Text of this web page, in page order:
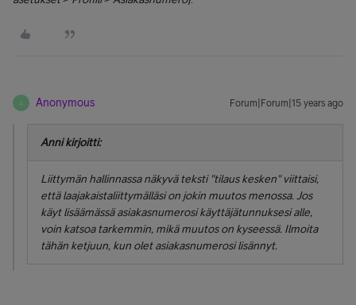
A Anonymous Forum|Forum|15 years ago
Anni kirjoitti:
Liittymän hallinnassa näkyvä teksti "tilaus kesken" viittaisi,
että laajakaistaliittymälläsi on jokin muutos menossa. Jos
käyt lisäämässä asiakasnumerosi käyttäjätunnuksesi alle,
voin katsoa tarkemmin, mikä muutos on kyseessä. Ilmoita
tähän ketjuun, kun olet asiakasnumerosi lisännyt.